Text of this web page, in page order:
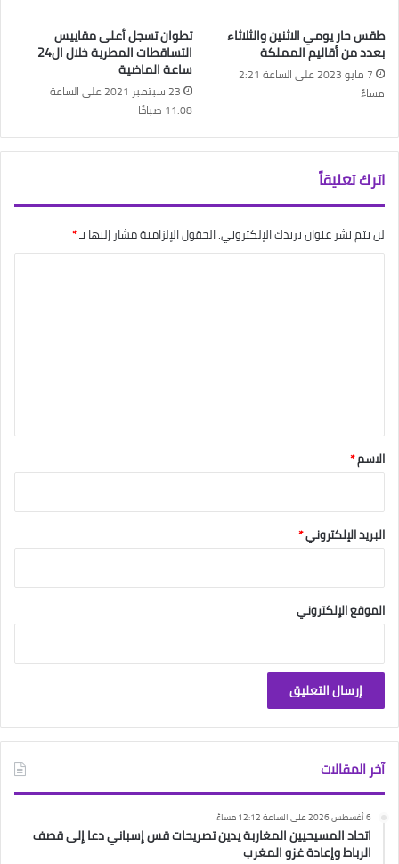
طقس حار يومي الاثنين والثلاثاء
بعدد من أقاليم المملكة
7 مايو 2023 على الساعة 2:21
مساءً
تطوان تسجل أعلى مقاييس
التساقطات المطرية خلال ال24
ساعة الماضية
23 سبتمبر 2021 على الساعة
11:08 صباحًا
اترك تعليقاً
لن يتم نشر عنوان بريدك الإلكتروني.الحقول الإلزامية مشار إليها بـ*
*
الاسم*
البريد الإلكتروني*
الموقع الإلكتروني
آخر المقالات
6 أغسطس 2026 على الساعة 12:12 مساءً
اتحاد المسيحيين المغاربة يدين تصريحات قس إسباني دعا إلى قصف
الرباط وإعادة غزو المغرب